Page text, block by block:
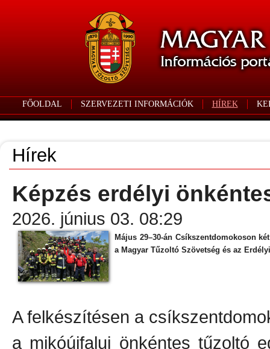
FŐOLDAL SZERVEZETI INFORMÁCIÓK HÍREK
Hírek
Képzés erdélyi
2026. június 03. 08:29
Május 29–30-án Csíkszentdomokoson
a Magyar Tűzoltó Szövetség és az
A felkészítésen a
a mikóújfalui önkéntes tűzoltó